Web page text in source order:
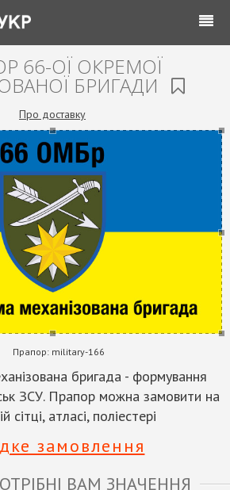
66-ОЇ ОКРЕМОЇ
БРИГАДИ
Про доставку
Прапор:military-166
бригада - формування
ЗСУ. Прапор можна замовити на
сітці, атласі, поліестері
замовлення
ВАМ ЗНАЧЕННЯ